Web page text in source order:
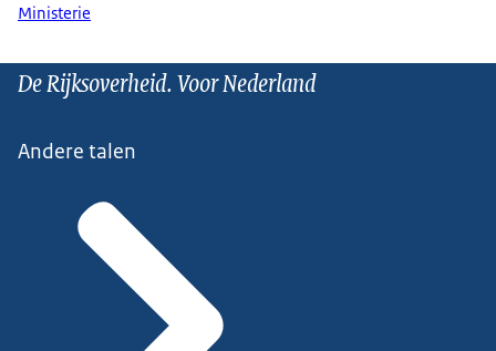
Ministerie
De Rijksoverheid. Voor Nederland
Andere talen